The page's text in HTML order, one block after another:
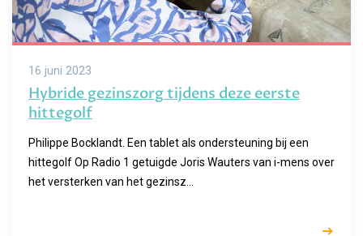
16 juni 2023
Hybride gezinszorg tijdens deze eerste
hittegolf
Philippe Bocklandt. Een tablet als ondersteuning bij een
hittegolf Op Radio 1 getuigde Joris Wauters van i-mens over
het versterken van het gezinsz...